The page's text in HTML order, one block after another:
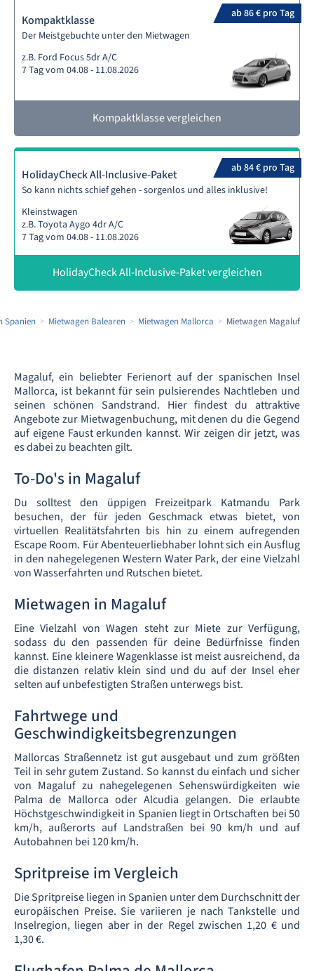
ab 86 € pro Tag
Kompaktklasse
Der Meistgebuchte unter den Mietwagen
z.B. Ford Focus 5dr A/C
7 Tag vom 04.08 - 11.08.2026
Kompaktklasse vergleichen
ab 84 € pro Tag
HolidayCheck All-Inclusive-Paket
So kann nichts schief gehen - sorgenlos und alles inklusive!
Kleinstwagen
z.B. Toyota Aygo 4dr A/C
7 Tag vom 04.08 - 11.08.2026
HolidayCheck All-Inclusive-Paket vergleichen
Spanien Mietwagen Balearen Mietwagen Mallorca Mietwagen Magaluf
Magaluf, ein beliebter Ferienort auf der spanischen Insel
Mallorca, ist bekannt für sein pulsierendes Nachtleben und
seinen schönen Sandstrand. Hier findest du attraktive
Angebote zur Mietwagenbuchung, mit denen du die Gegend
auf eigene Faust erkunden kannst. Wir zeigen dir jetzt, was
es dabei zu beachten gilt.
To-Do's in Magaluf
Du solltest den üppigen Freizeitpark Katmandu Park
besuchen, der für jeden Geschmack etwas bietet, von
virtuellen Realitätsfahrten bis hin zu einem aufregenden
Escape Room. Für Abenteuerliebhaber lohnt sich ein Ausflug
in den nahegelegenen Western Water Park, der eine Vielzahl
von Wasserfahrten und Rutschen bietet.
Mietwagen in Magaluf
Eine Vielzahl von Wagen steht zur Miete zur Verfügung,
sodass du den passenden für deine Bedürfnisse finden
kannst. Eine kleinere Wagenklasse ist meist ausreichend, da
die distanzen relativ klein sind und du auf der Insel eher
selten auf unbefestigten Straßen unterwegs bist.
Fahrtwege und
Geschwindigkeitsbegrenzungen
Mallorcas Straßennetz ist gut ausgebaut und zum größten
Teil in sehr gutem Zustand. So kannst du einfach und sicher
von Magaluf zu nahegelegenen Sehenswürdigkeiten wie
Palma de Mallorca oder Alcudia gelangen. Die erlaubte
Höchstgeschwindigkeit in Spanien liegt in Ortschaften bei 50
km/h, außerorts auf Landstraßen bei 90 km/h und auf
Autobahnen bei 120 km/h.
Spritpreise im Vergleich
Die Spritpreise liegen in Spanien unter dem Durchschnitt der
europäischen Preise. Sie variieren je nach Tankstelle und
Inselregion, liegen aber in der Regel zwischen 1,20 € und
1,30 €.